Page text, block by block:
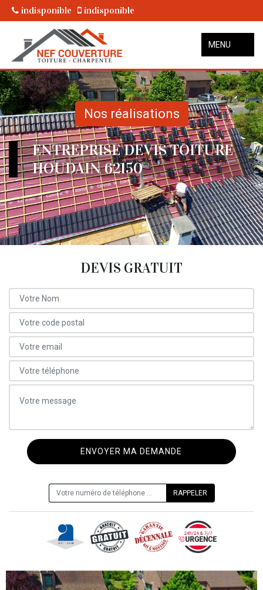
indisponible indisponible
MENU
Nos réalisations
ENTREPRISE DEVIS TOITURE
HOUDAIN 62150
DEVIS GRATUIT